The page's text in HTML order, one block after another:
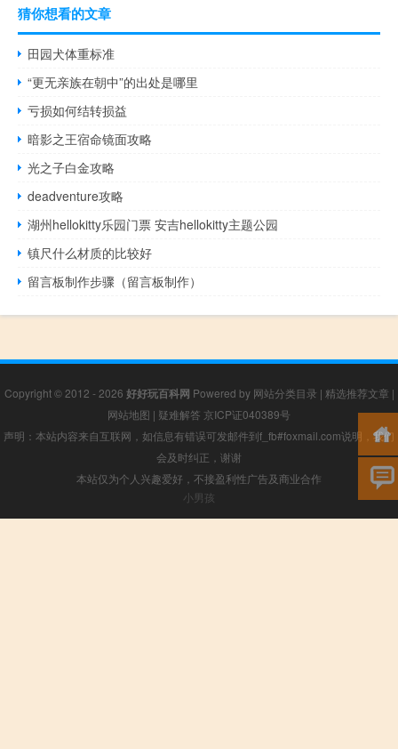
猜你想看的文章
田园犬体重标准
“更无亲族在朝中”的出处是哪里
亏损如何结转损益
暗影之王宿命镜面攻略
光之子白金攻略
deadventure攻略
湖州hellokitty乐园门票 安吉hellokitty主题公园
镇尺什么材质的比较好
留言板制作步骤（留言板制作）
Copyright © 2012 - 2026 好好玩百科网 Powered by 网站分类目录 | 精选推荐文章 |
网站地图 | 疑难解答 京ICP证040389号
声明：本站内容来自互联网，如信息有错误可发邮件到f_fb#foxmail.com说明，我们
会及时纠正，谢谢
本站仅为个人兴趣爱好，不接盈利性广告及商业合作
小男孩